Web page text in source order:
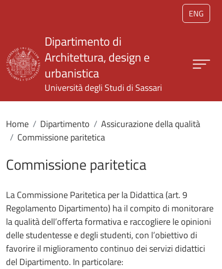
Salta al contenuto principale
ENG
Dipartimento di
Architettura, design e
urbanistica
Università degli Studi di Sassari
Home Dipartimento
Assicurazione della qualità
Commissione paritetica
Commissione paritetica
La Commissione Paritetica per la Didattica (art. 9
Regolamento Dipartimento) ha il compito di monitorare
la qualità dell’offerta formativa e raccogliere le opinioni
delle studentesse e degli studenti, con l’obiettivo di
favorire il miglioramento continuo dei servizi didattici
del Dipartimento. In particolare: